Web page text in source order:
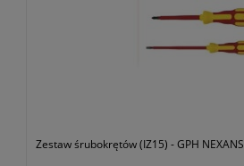
Zestaw śrubokrętów (IZ15) - GPH NEXANS